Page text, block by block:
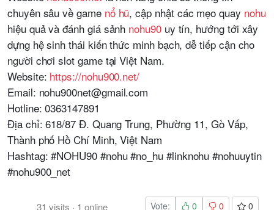
chuyên sâu về game nổ hũ, cập nhật các mẹo quay nohu
hiệu quả và đánh giá sảnh nohu90uy tín, hướng tới xây
dựng hệ sinh thái kiến thức minh bạch, dễ tiếp cận cho
người chơi slot game tại Việt Nam.
Website: https://nohu900.net/
Email: nohu900net@gmail.com
Hotline: 0363147891
Địa chỉ: 618/87 Đ. Quang Trung, Phường 11, Gò Vấp,
Thành phố Hồ Chí Minh, Việt Nam
Hashtag: #NOHU90 #nohu #no_hu #linknohu #nohuuytin
#nohu900_net
31 visits · 1 online Vote: 0 0
0